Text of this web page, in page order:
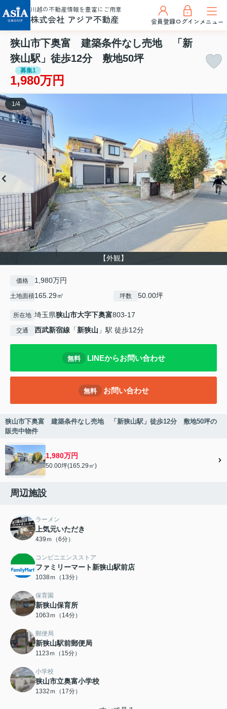
川越の不動産情報を豊富にご用意
株式会社 アジア不動産 会員登録ログインメニュー
狭山市下奥富 建築条件なし売地 「新
狭山駅」徒歩12分 敷地50坪
募集1
1,980万円
【外観】
1/4
価格 1,980万円
土地面積165.29㎡ 坪数 50.00坪
所在地 埼玉県狭山市大字下奥富803-17
交通 西武新宿線 「新狭山 」駅 徒歩12分
無料 LINEからお問い合わせ
無料 お問い合わせ
狭山市下奥富 建築条件なし売地 「新狭山駅」徒歩12分 敷地50坪の
販売中物件
1,980万円
50.00坪(165.29㎡)
周辺施設
ラーメン
上気元いただき
439ｍ（6分）
コンビニエンスストア
ファミリーマート新狭山駅前店
1038ｍ（13分）
保育園
新狭山保育所
1063ｍ（14分）
郵便局
新狭山駅前郵便局
1123ｍ（15分）
小学校
狭山市立奥富小学校
1332ｍ（17分）